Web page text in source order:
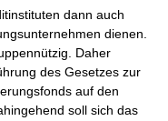
dann auch
dienen.
Daher
des Gesetzes zur
auf den
soll sich das